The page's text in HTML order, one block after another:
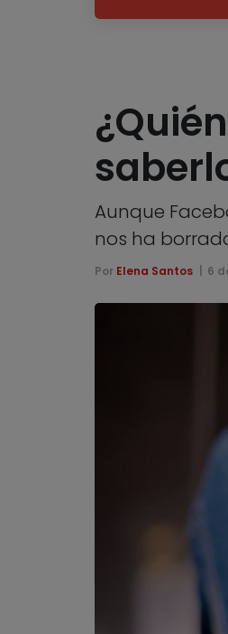
Aunque
nos ha
Por Elena Santos 6